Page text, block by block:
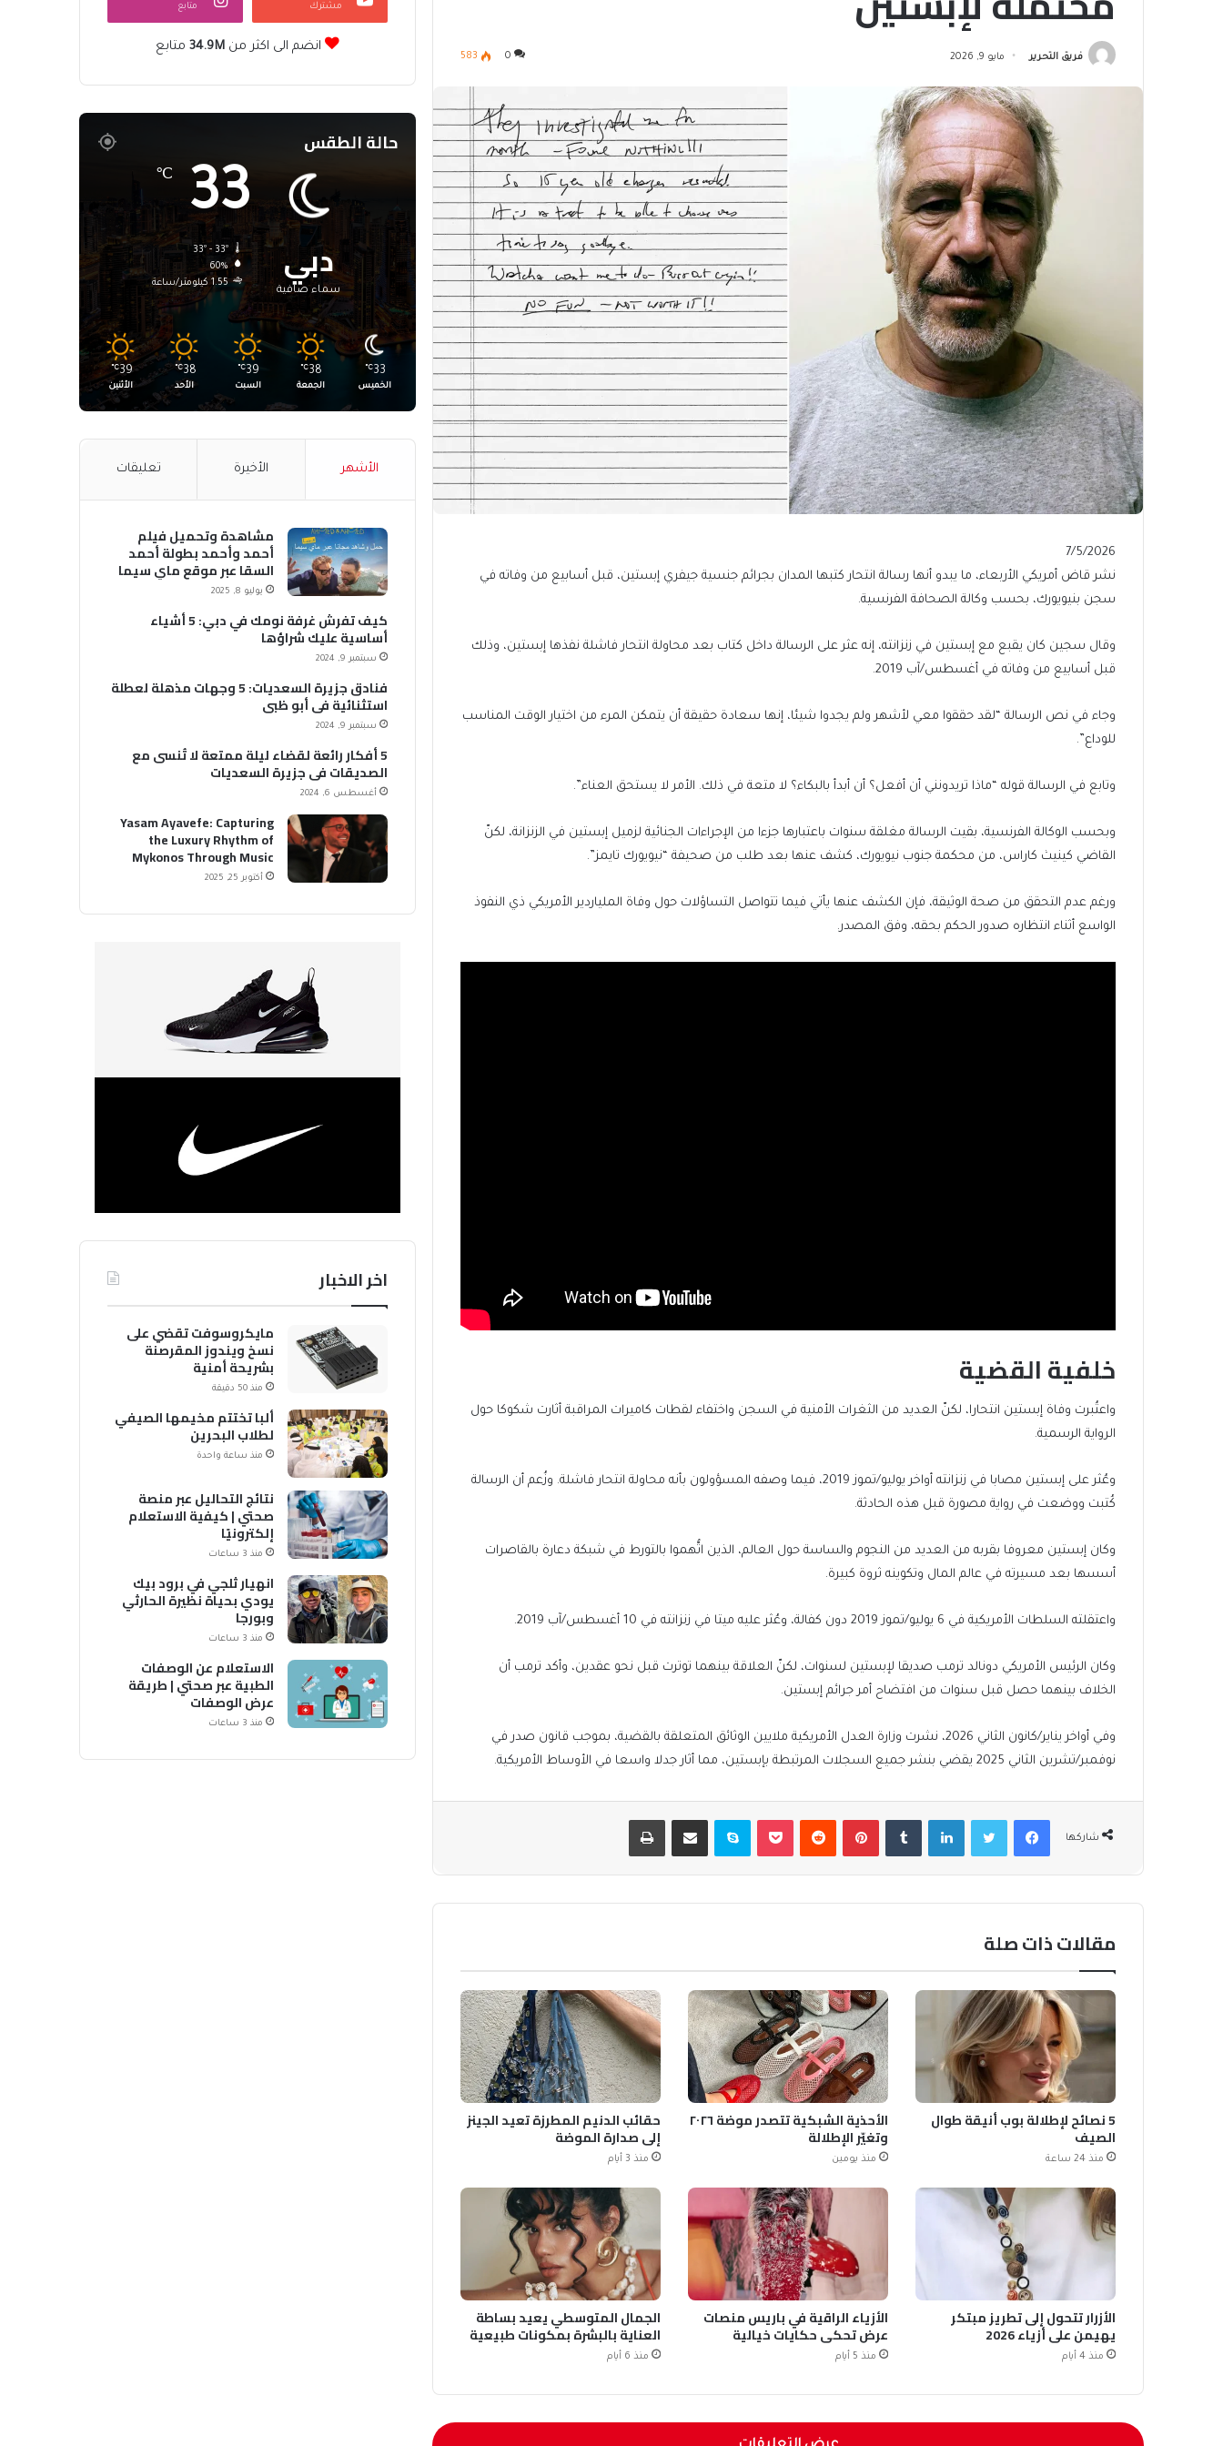
فريق التحرير مايو 9, 2026 0
583
Published
On
7/5/2026
7/5/2026
نشر قاض أمريكي الأربعاء، ما يبدو أنها رسالة انتحار كتبها المدان بجرائم جنسية جيفري إبستين، قبل أسابيع من وفاته في
سجن بنيويورك، بحسب وكالة الصحافة الفرنسية.
وقال سجين كان يقبع مع إبستين في زنزانته، إنه عثر على الرسالة داخل كتاب بعد محاولة انتحار فاشلة نفذها إبستين، وذلك
قبل أسابيع من وفاته في أغسطس/آب 2019.
وجاء في نص الرسالة “لقد حققوا معي لأشهر ولم يجدوا شيئا، إنها سعادة حقيقة أن يتمكن المرء من اختيار الوقت المناسب
للوداع”.
وتابع في الرسالة قوله “ماذا تريدونني أن أفعل؟ أن أبدأ بالبكاء؟ لا متعة في ذلك. الأمر لا يستحق العناء”.
وبحسب الوكالة الفرنسية، بقيت الرسالة مغلقة سنوات باعتبارها جزءا من الإجراءات الجنائية لزميل إبستين في الزنزانة، لكنّ
القاضي كينيث كاراس، من محكمة جنوب نيويورك، كشف عنها بعد طلب من صحيفة “نيويورك تايمز”.
ورغم عدم التحقق من صحة الوثيقة، فإن الكشف عنها يأتي فيما تتواصل التساؤلات حول وفاة الملياردير الأمريكي ذي النفوذ
الواسع أثناء انتظاره صدور الحكم بحقه، وفق المصدر.
خلفية القضية
واعتُبرت وفاة إبستين انتحارا، لكنّ العديد من الثغرات الأمنية في السجن واختفاء لقطات كاميرات المراقبة أثارت شكوكا حول
الرواية الرسمية.
وعُثر على إبستين مصابا في زنزانته أواخر يوليو/تموز 2019، فيما وصفه المسؤولون بأنه محاولة انتحار فاشلة. وزُعم أن الرسالة
كُتبت ووضعت في رواية مصورة قبل هذه الحادثة.
وكان إبستين معروفا بقربه من العديد من النجوم والساسة حول العالم، الذين اتُّهموا بالتورط في شبكة دعارة بالقاصرات
أسسها بعد مسيرته في عالم المال وتكوينه ثروة كبيرة.
واعتقلته السلطات الأمريكية في 6 يوليو/تموز 2019 دون كفالة، وعُثر عليه ميتا في زنزانته في 10 أغسطس/آب 2019.
وكان الرئيس الأمريكي دونالد ترمب صديقا لإبستين لسنوات، لكنّ العلاقة بينهما توترت قبل نحو عقدين، وأكد ترمب أن
الخلاف بينهما حصل قبل سنوات من افتضاح أمر جرائم إبستين.
وفي أواخر يناير/كانون الثاني 2026، نشرت وزارة العدل الأمريكية ملايين الوثائق المتعلقة بالقضية، بموجب قانون صدر في
نوفمبر/تشرين الثاني 2025 يقضي بنشر جميع السجلات المرتبطة بإبستين، مما أثار جدلا واسعا في الأوساط الأمريكية.
شاركها
فيسبوكتويتر لينكدإن بينتيريست بوكيت سكايب مشاركة عبر البريد طباعة
مقالات ذات صلة
5 نصائح لإطلالة بوب أنيقة طوال
الصيف
منذ 24 ساعة
الأحذية الشبكية تتصدر موضة ٢٠٢٦
وتغيّر الإطلالة
منذ يومين
حقائب الدنيم المطرزة تعيد الجينز
إلى صدارة الموضة
منذ 3 أيام
الأزرار تتحول إلى تطريز مبتكر
يهيمن على أزياء 2026
منذ 4 أيام
الأزياء الراقية في باريس منصات
عرض تحكي حكايات خيالية
منذ 5 أيام
الجمال المتوسطي يعيد بساطة
العناية بالبشرة بمكونات طبيعية
منذ 6 أيام
مشترك متابع
انضم الى اكثر من34.9M متابع
حالة الطقس
دبي
سماء صافية
33
℃
33º - 33º
60%
1.55 كيلومتر/ساعة
33
℃
الخميس
38
℃
الجمعة
39
℃
السبت
38
℃
الأحد
39
℃
الأثنين
الأشهر الأخيرة تعليقات
مشاهدة وتحميل فيلم
أحمد وأحمد بطولة أحمد
السقا عبر موقع ماي سيما
MyCima (وي سيما WeCima)
يوليو 8, 2025
كيف تفرش غرفة نومك في دبي: 5 أشياء
أساسية عليك شراؤها
سبتمبر 9, 2024
فنادق جزيرة السعديات: 5 وجهات مذهلة لعطلة
استثنائية في أبو ظبي
سبتمبر 9, 2024
5 أفكار رائعة لقضاء ليلة ممتعة لا تُنسى مع
الصديقات في جزيرة السعديات
أغسطس 6, 2024
Yasam Ayavefe: Capturing
the Luxury Rhythm of
Mykonos Through Music
أكتوبر 25, 2025
اخر الاخبار
مايكروسوفت تقضي على
نسخ ويندوز المقرصنة
بشريحة أمنية
منذ 50 دقيقة
ألبا تختتم مخيمها الصيفي
لطلاب البحرين
منذ ساعة واحدة
نتائج التحاليل عبر منصة
صحتي | كيفية الاستعلام
إلكترونيًا
منذ 3 ساعات
انهيار ثلجي في برود بيك
يودي بحياة نظيرة الحارثي
وبورجا
منذ 3 ساعات
الاستعلام عن الوصفات
الطبية عبر صحتي | طريقة
عرض الوصفات
منذ 3 ساعات